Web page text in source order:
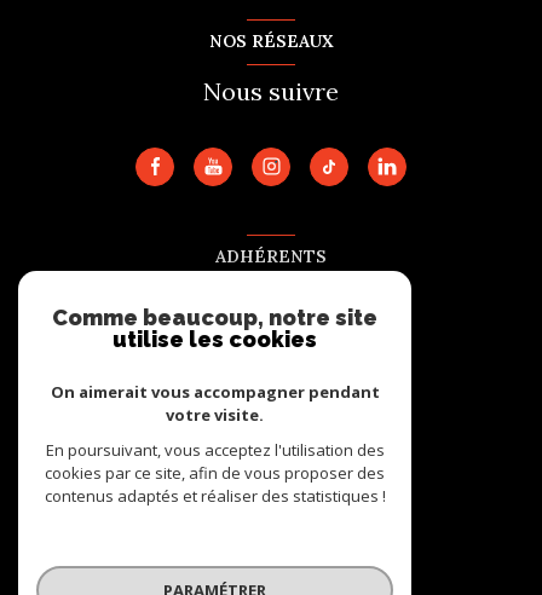
NOS RÉSEAUX
Nous suivre
ADHÉRENTS
Nous adhérons
Comme beaucoup, notre site
utilise les cookies
On aimerait vous accompagner pendant
votre visite.
En poursuivant, vous acceptez l'utilisation des
cookies par ce site, afin de vous proposer des
contenus adaptés et réaliser des statistiques !
PARAMÉTRER